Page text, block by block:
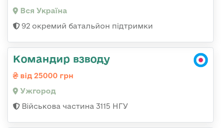
Вся Україна
92 окремий батальйон підтримки
Командир взводу
від 25000 грн
Ужгород
Військова частина 3115 НГУ